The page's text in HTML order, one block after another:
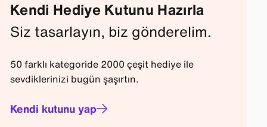
Kendi Hediye Kutunu Hazırla
Siz tasarlayın, biz gönderelim.
50 farklı kategoride 2000 çeşit hediye ile
sevdiklerinizi bugün şaşırtın.
Kendi kutunu yap